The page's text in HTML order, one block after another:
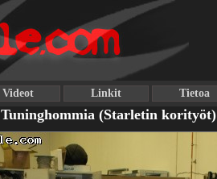
Videot Linkit Tietoa
Tuninghommia (Starletin korityöt)